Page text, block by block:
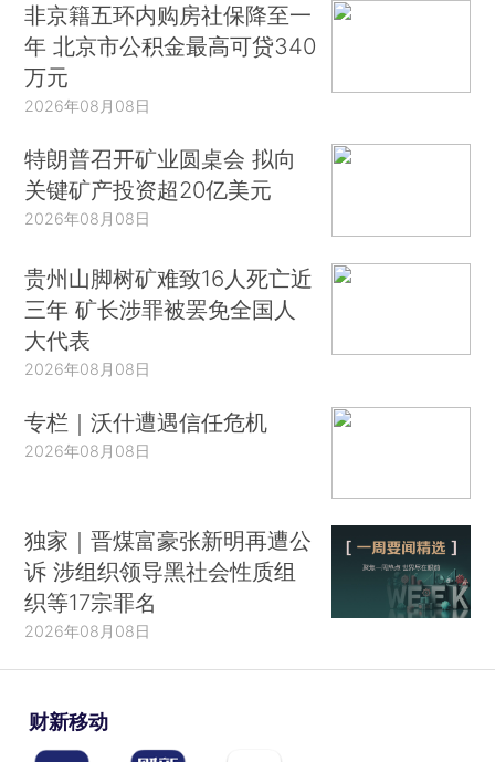
非京籍五环内购房社保降至一
年 北京市公积金最高可贷340
万元
2026年08月08日
特朗普召开矿业圆桌会 拟向
关键矿产投资超20亿美元
2026年08月08日
贵州山脚树矿难致16人死亡近
三年 矿长涉罪被罢免全国人
大代表
2026年08月08日
专栏｜沃什遭遇信任危机
2026年08月08日
独家｜晋煤富豪张新明再遭公
诉 涉组织领导黑社会性质组
织等17宗罪名
2026年08月08日
财新移动